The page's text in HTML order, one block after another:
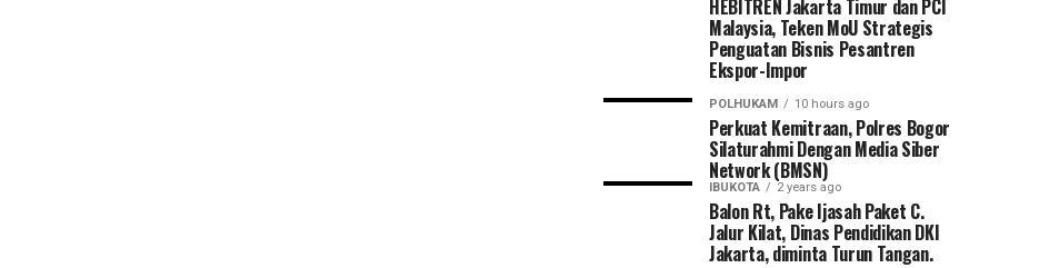
HEBITREN Jakarta Timur dan PCI
Malaysia, Teken MoU Strategis
Penguatan Bisnis Pesantren
Ekspor-Impor
POLHUKAM 10 hours ago
Perkuat Kemitraan, Polres Bogor
Silaturahmi Dengan Media Siber
Network (BMSN)
IBUKOTA 2 years ago
Balon Rt, Pake Ijasah Paket C.
Jalur Kilat, Dinas Pendidikan DKI
Jakarta, diminta Turun Tangan.